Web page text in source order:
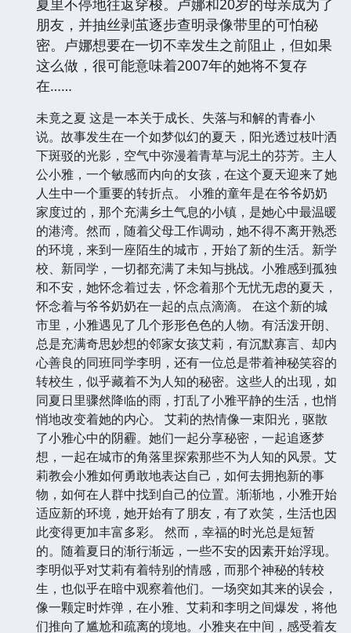
夏里不停地往返穿梭。卢娜和20岁的母亲成为了
朋友，并抽丝剥茧逐步查明录像带里的可怕秘
密。卢娜想要在一切不幸发生之前阻止，但如果
这么做，很可能意味着2007年的她将不复存
在……
未竟之夏 这是一本关于成长、失落与和解的青春小
说。故事发生在一个如梦似幻的夏天，阳光透过枝叶洒
下斑驳的光影，空气中弥漫着青草与泥土的芬芳。主人
公小雅，一个敏感而内向的女孩，在这个夏天迎来了她
人生中一个重要的转折点。 小雅的童年是在爷爷奶奶
家度过的，那个充满乡土气息的小镇，是她心中最温暖
的港湾。然而，随着父母工作调动，她不得不离开熟悉
的环境，来到一座陌生的城市，开始了新的生活。新学
校、新同学，一切都充满了未知与挑战。小雅感到孤独
和不安，她怀念着过去，怀念着那个无忧无虑的夏天，
怀念着与爷爷奶奶在一起的点点滴滴。 在这个新的城
市里，小雅遇见了几个形形色色的人物。有活泼开朗、
总是充满奇思妙想的邻家女孩艾莉，有沉默寡言、却内
心善良的同班同学李明，还有一位总是带着神秘笑容的
转校生，似乎藏着不为人知的秘密。这些人的出现，如
同夏日里骤然降临的雨，打乱了小雅平静的生活，也悄
悄地改变着她的内心。 艾莉的热情像一束阳光，驱散
了小雅心中的阴霾。她们一起分享秘密，一起追逐梦
想，一起在城市的角落里探索那些不为人知的风景。艾
莉教会小雅如何勇敢地表达自己，如何去拥抱新的事
物，如何在人群中找到自己的位置。渐渐地，小雅开始
适应新的环境，她开始有了朋友，有了欢笑，生活也因
此变得更加丰富多彩。 然而，幸福的时光总是短暂
的。随着夏日的渐行渐远，一些不安的因素开始浮现。
李明似乎对艾莉有着特别的情感，而那个神秘的转校
生，也似乎在暗中观察着他们。一场突如其来的误会，
像一颗定时炸弹，在小雅、艾莉和李明之间爆发，将他
们推向了尴尬和疏离的境地。小雅夹在中间，感受着友